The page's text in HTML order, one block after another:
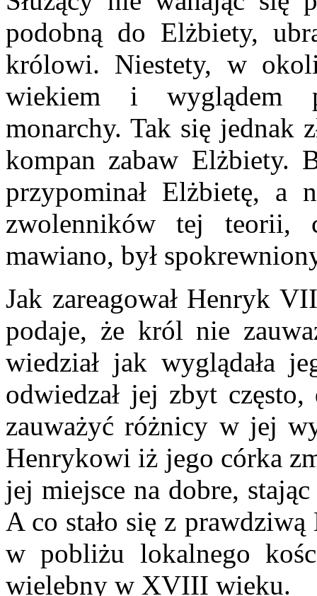
podobną do Elżbiety,
królowi. Niestety, w
wiekiem i wyglądem
monarchy. Tak się jednak
kompan zabaw
przypominał Elżbietę, a
zwolenników tej teorii,
mawiano, był
Jak zareagował Henryk
podaje, że król nie
wiedział jak wyglądała
odwiedzał jej zbyt
zauważyć różnicy w jej
Henrykowi iż jego córka
jej miejsce na dobre,
A co stało się z prawdziwą
w pobliżu lokalnego
wielebny w XVIII wieku.